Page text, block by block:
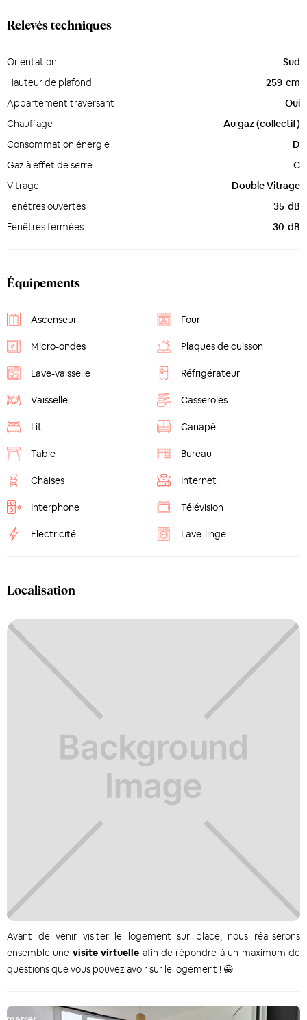
Relevés techniques
Orientation
Sud
Hauteur de plafond
259 cm
Appartement traversant
Oui
Chauffage
Au gaz (collectif)
Consommation énergie
D
Gaz à effet de serre
C
Vitrage
Double Vitrage
Fenêtres ouvertes
35 dB
Fenêtres fermées
30 dB
Équipements
Ascenseur Four
Micro-ondes Plaques de cuisson
Lave-vaisselle Réfrigérateur
Vaisselle Casseroles
Lit Canapé
Table Bureau
Chaises Internet
Interphone Télévision
Electricité Lave-linge
Localisation
Avant de venir visiter le logement sur place, nous réaliserons
ensemble une visite virtuelle afin de répondre à un maximum de
questions que vous pouvez avoir sur le logement ! 😀